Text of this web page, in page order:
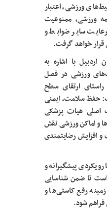
ورزشی، اعتبار
ورزشی، ممنوعیت
سایر ضوابط و
قرار خواهد گرفت.
با اشاره به
ورزشی در فصل
راستای ارتقای سطح
سلامت، ایمنی
اصلی هیات پزشکی
و اماکن ورزشی نقش
و افزایش رضایتمندی
رویکردی پیشگیرانه و
تا ضمن شناسایی
رفع کاستی‌ها و
شود.